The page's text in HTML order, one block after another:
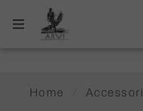
Home Accessori